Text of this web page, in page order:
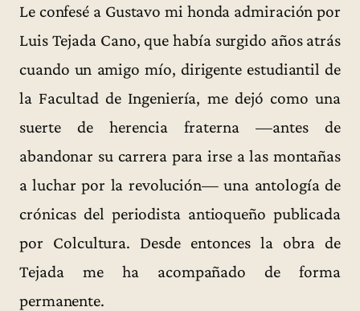
Le confesé a Gustavo mi honda admiración por
Luis Tejada Cano, que había surgido años atrás
cuando un amigo mío, dirigente estudiantil de
la Facultad de Ingeniería, me dejó como una
suerte de herencia fraterna —antes de
abandonar su carrera para irse a las montañas
a luchar por la revolución— una antología de
crónicas del periodista antioqueño publicada
por Colcultura. Desde entonces la obra de
Tejada me ha acompañado de forma
permanente.